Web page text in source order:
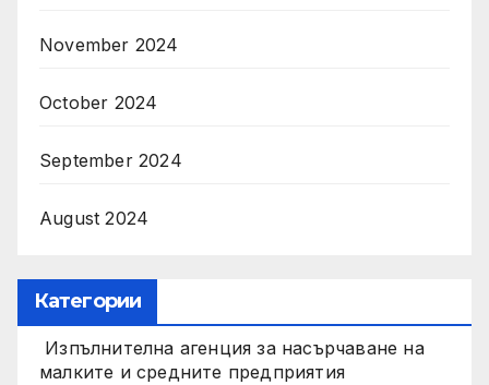
November 2024
October 2024
September 2024
August 2024
Категории
Изпълнителна агенция за насърчаване на
малките и средните предприятия